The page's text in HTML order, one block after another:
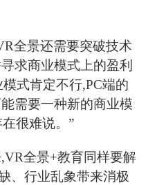
全景还需要突破技术
求商业模式上的盈利
式肯定不行,PC端的
需要一种新的商业模
很难说。”
全景+教育同样要解
、行业乱象带来消极